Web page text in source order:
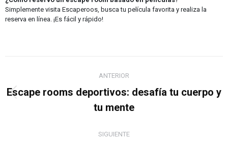
Simplemente visita Escaperoos, busca tu película favorita y realiza la
reserva en línea. ¡Es fácil y rápido!
ANTERIOR
Publicación
anterior:
Escape rooms deportivos: desafía tu cuerpo y
tu mente
SIGUIENTE